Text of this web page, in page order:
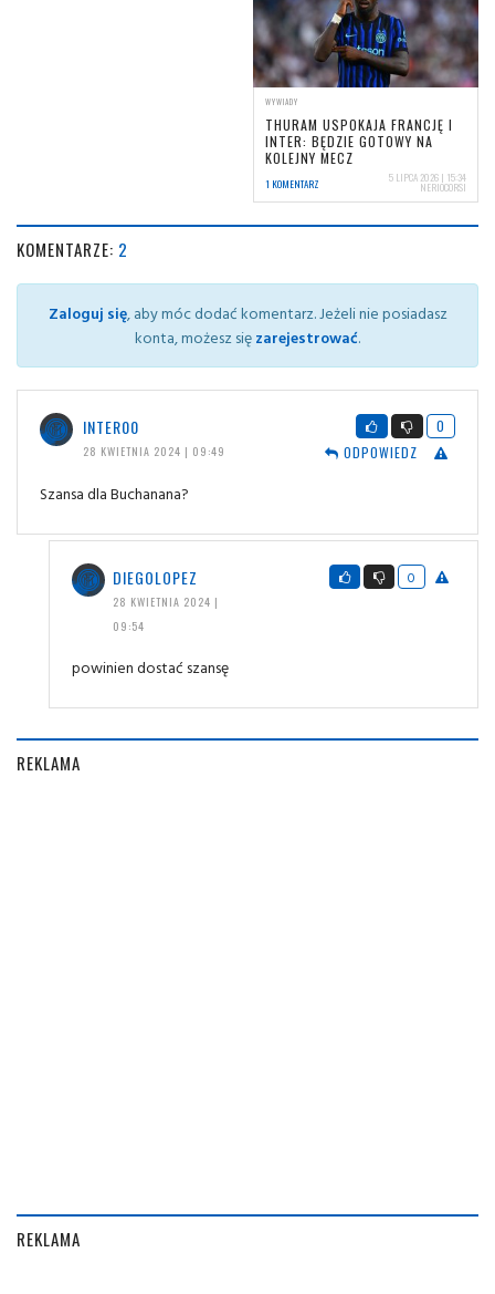
WYWIADY
THURAM USPOKAJA FRANCJĘ I
INTER: BĘDZIE GOTOWY NA
KOLEJNY MECZ
1 KOMENTARZ 5 LIPCA 2026 | 15:34
NERIOCORSI
KOMENTARZE: 2
Zaloguj się, aby móc dodać komentarz. Jeżeli nie posiadasz
konta, możesz sięzarejestrować.
INTER00
28 KWIETNIA 2024 | 09:49
0
ODPOWIEDZ
Szansa dla Buchanana?
DIEGOLOPEZ
28 KWIETNIA 2024 |
09:54
0
powinien dostać szansę
REKLAMA
REKLAMA